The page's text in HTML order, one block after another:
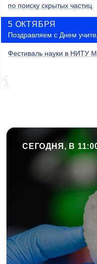
по поиску скрытых частиц
5 ОКТЯБРЯ
Поздравляем с Днем
Фестиваль науки в НИТУ
СЕГОДНЯ, В